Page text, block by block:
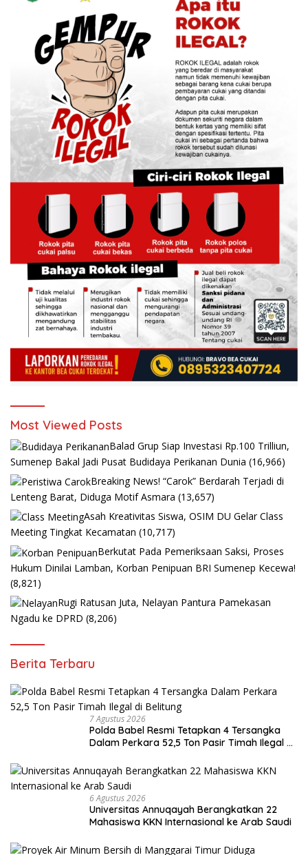
Most Viewed Posts
Balad Grup Siap Investasi Rp.100 Trilliun,
Sumenep Bakal Jadi Pusat Budidaya Perikanan Dunia (16,966)
Breaking News! “Carok” Berdarah Terjadi di
Lenteng Barat, Diduga Motif Asmara (13,657)
Asah Kreativitas Siswa, OSIM DU Gelar Class
Meeting Tingkat Kecamatan (10,717)
Berkutat Pada Pemeriksaan Saksi, Proses
Hukum Dinilai Lamban, Korban Penipuan BRI Sumenep Kecewa!
(8,821)
Rugi Ratusan Juta, Nelayan Pantura Pamekasan
Ngadu ke DPRD (8,206)
Berita Terbaru
7 Agustus 2026
Polda Babel Resmi Tetapkan 4 Tersangka
Dalam Perkara 52,5 Ton Pasir Timah Ilegal di
6 Agustus 2026
Universitas Annuqayah Berangkatkan 22
Mahasiswa KKN Internasional ke Arab Saudi